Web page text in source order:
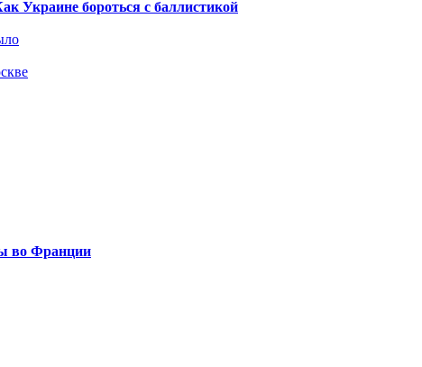
Украине бороться с баллистикой
во Франции